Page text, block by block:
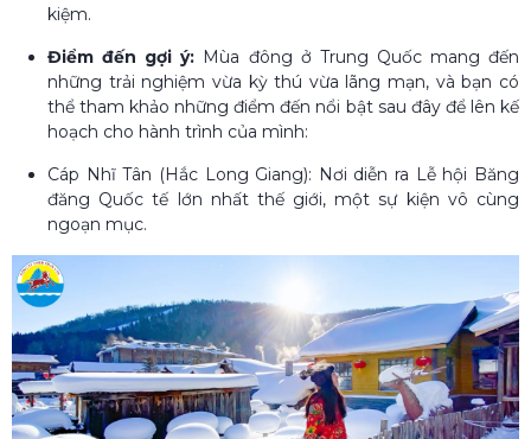
kiệm.
Điểm đến gợi ý: Mùa đông ở Trung Quốc mang đến
những trải nghiệm vừa kỳ thú vừa lãng mạn, và bạn có
thể tham khảo những điểm đến nổi bật sau đây để lên kế
hoạch cho hành trình của mình:
Cáp Nhĩ Tân (Hắc Long Giang): Nơi diễn ra Lễ hội Băng
đăng Quốc tế lớn nhất thế giới, một sự kiện vô cùng
ngoạn mục.